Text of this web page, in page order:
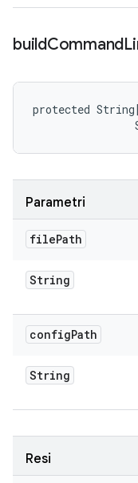
buildCommand
protected
Parametri
filePath
String
configPath
String
Resi